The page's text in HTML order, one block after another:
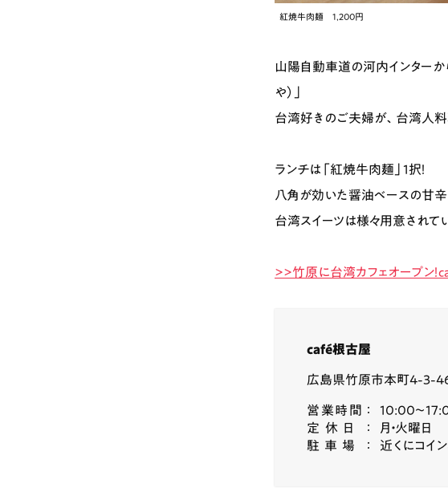
紅焼牛肉麺 1,200円
山陽自動車道の河内インターか
や）」
台湾好きのご夫婦が、台湾人料
ランチは「紅焼牛肉麺」1択！
八角が効いた醤油ベースの甘
台湾スイーツは様々用意され
>>竹原に台湾カフェオープン
café根古屋
広島県竹原市本町4-3-
営業時間
10:00〜
定休日
月・火曜日
駐車場
近くにコイ